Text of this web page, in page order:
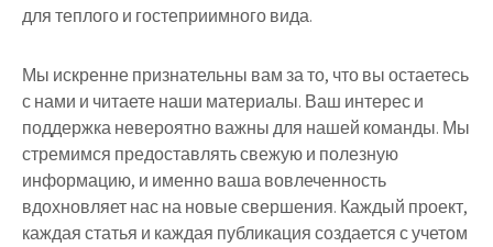
для теплого и гостеприимного вида.
Мы искренне признательны вам за то, что вы остаетесь
с нами и читаете наши материалы. Ваш интерес и
поддержка невероятно важны для нашей команды. Мы
стремимся предоставлять свежую и полезную
информацию, и именно ваша вовлеченность
вдохновляет нас на новые свершения. Каждый проект,
каждая статья и каждая публикация создается с учетом